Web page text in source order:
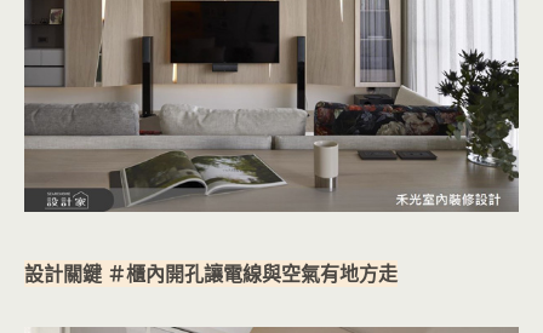
設計關鍵 ＃櫃內開孔讓電線與空氣有地方走